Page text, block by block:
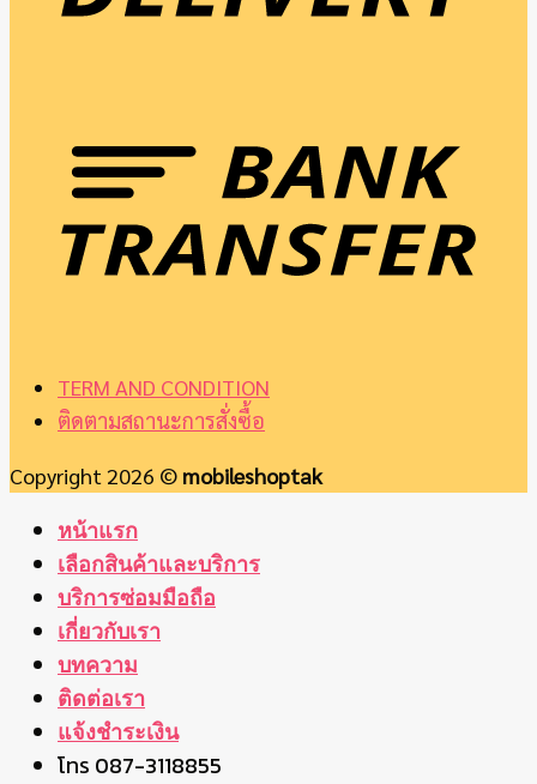
TERM AND CONDITION
ติดตามสถานะการสั่งซื้อ
Copyright 2026 © mobileshoptak
หน้าแรก
เลือกสินค้าและบริการ
บริการซ่อมมือถือ
เกี่ยวกับเรา
บทความ
ติดต่อเรา
แจ้งชำระเงิน
โทร 087-3118855